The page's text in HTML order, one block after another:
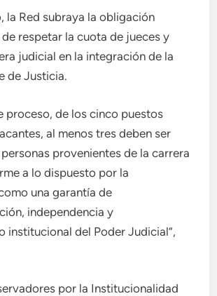
la Red subraya la obligación
respetar la cuota de jueces y
judicial en la integración de la
de Justicia.
proceso, de los cinco puestos
al menos tres deben ser
provenientes de la carrera
a lo dispuesto por la
una garantía de
independencia y
institucional del Poder Judicial”,
por la Institucionalidad